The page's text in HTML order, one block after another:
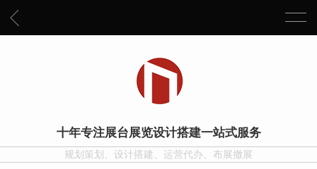
十年专注展台展览设计搭建一站式服务
规划策划、设计搭建、运营代办、布展撤展